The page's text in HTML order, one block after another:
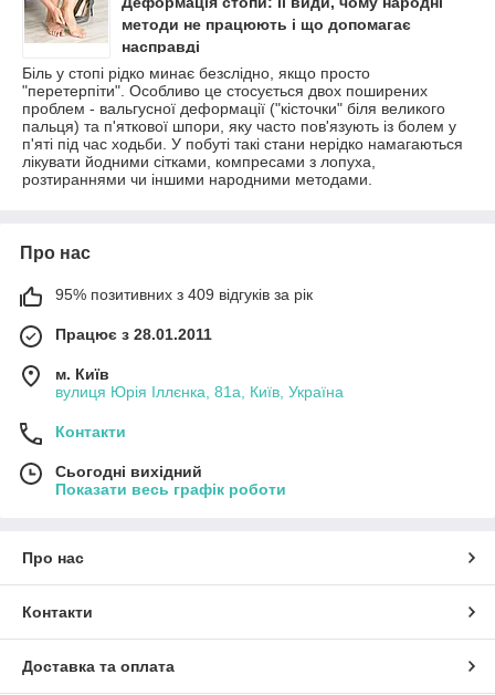
методи не працюють і що допомагає
насправді
Біль у стопі рідко минає безслідно, якщо просто
"перетерпіти". Особливо це стосується двох поширених
проблем - вальгусної деформації ("кісточки" біля великого
пальця) та п'яткової шпори, яку часто пов'язують із болем у
п'яті під час ходьби. У побуті такі стани нерідко намагаються
лікувати йодними сітками, компресами з лопуха,
розтираннями чи іншими народними методами.
Про нас
95% позитивних з 409 відгуків за рік
Працює з 28.01.2011
м. Київ
вулиця Юрія Іллєнка, 81а, Київ, Україна
Контакти
Сьогодні вихідний
Показати весь графік роботи
Про нас
Контакти
Доставка та оплата